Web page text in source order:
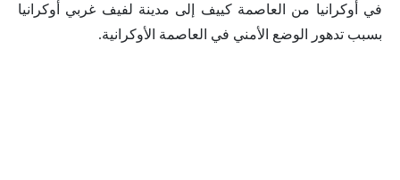
في أوكرانيا من العاصمة كييف إلى مدينة لفيف غربي أوكرانيا
بسبب تدهور الوضع الأمني في العاصمة الأوكرانية.